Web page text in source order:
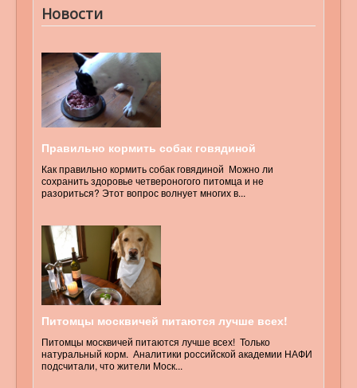
Новости
Правильно кормить собак говядиной
Как правильно кормить собак говядиной Можно ли
сохранить здоровье четвероногого питомца и не
разориться? Этот вопрос волнует многих в...
Питомцы москвичей питаются лучше всех!
Питомцы москвичей питаются лучше всех! Только
натуральный корм. Аналитики российской академии НАФИ
подсчитали, что жители Моск...